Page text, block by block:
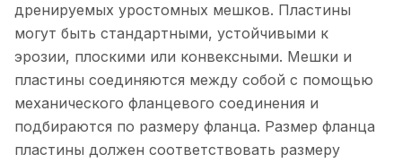
дренируемых уростомных мешков. Пластины
могут быть стандартными, устойчивыми к
эрозии, плоскими или конвексными. Мешки и
пластины соединяются между собой с помощью
механического фланцевого соединения и
подбираются по размеру фланца. Размер фланца
пластины должен соответствовать размеру